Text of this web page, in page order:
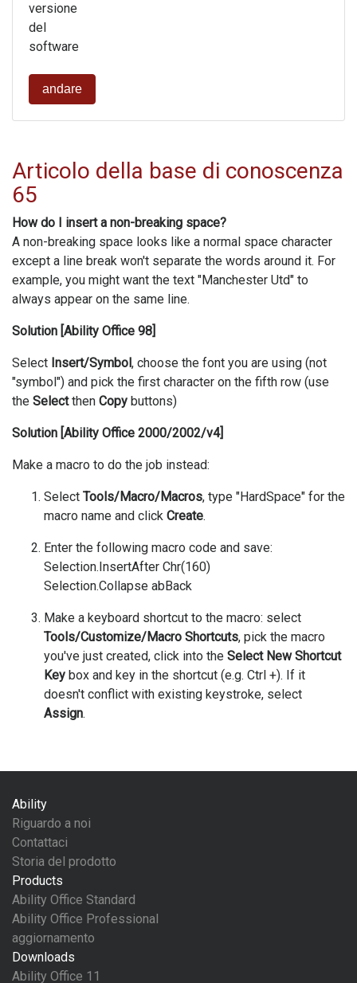
versione
del
software
andare
Articolo della base di conoscenza
65
How do I insert a non-breaking space?
A non-breaking space looks like a normal space character
except a line break won't separate the words around it. For
example, you might want the text "Manchester Utd" to
always appear on the same line.
Solution [Ability Office 98]
Select Insert/Symbol, choose the font you are using (not
"symbol") and pick the first character on the fifth row (use
the Selectthen Copy buttons)
Solution [Ability Office 2000/2002/v4]
Make a macro to do the job instead:
Select Tools/Macro/Macros, type "HardSpace" for the
macro name and click Create.
Enter the following macro code and save:
Selection.InsertAfter Chr(160)
Selection.Collapse abBack
Make a keyboard shortcut to the macro: select
Tools/Customize/Macro Shortcuts, pick the macro
you've just created, click into the Select New Shortcut
Key box and key in the shortcut (e.g. Ctrl +). If it
doesn't conflict with existing keystroke, select
Assign.
Ability
Riguardo a noi
Contattaci
Storia del prodotto
Products
Ability Office Standard
Ability Office Professional
aggiornamento
Downloads
Ability Office 11